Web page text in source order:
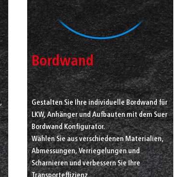
Bordwand
Gestalten Sie Ihre individuelle Bordwand für
LKW, Anhänger und Aufbauten mit dem Suer
Bordwand Konfigurator.
Wählen Sie aus verschiedenen Materialien,
Abmessungen, Verriegelungen und
Scharnieren und verbessern Sie Ihre
Transporteffizienz.